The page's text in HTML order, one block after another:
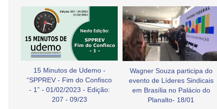
15 Minutos de Udemo -
“SPPREV - Fim do Confisco
- 1” - 01/02/2023 - Edição:
207 - 09/23
Wagner Souza participa do
evento de Líderes Sindicais
em Brasília no Palácio do
Planalto- 18/01